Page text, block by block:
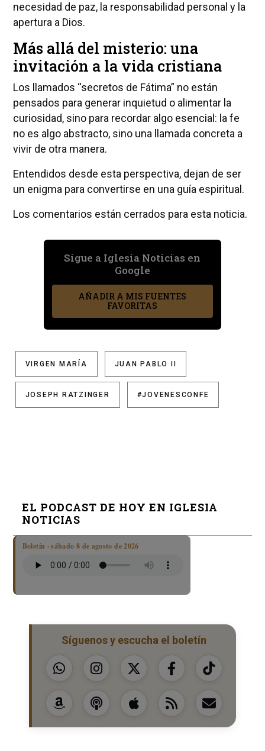
necesidad de paz, la responsabilidad personal y la
apertura a Dios.
Más allá del misterio: una
invitación a la vida cristiana
Los llamados “secretos de Fátima” no están
pensados para generar inquietud o alimentar la
curiosidad, sino para recordar algo esencial: la fe
no es algo abstracto, sino una llamada concreta a
vivir de otra manera.
Entendidos desde esta perspectiva, dejan de ser
un enigma para convertirse en una guía espiritual.
Los comentarios están cerrados para esta noticia.
Sigue a Iglesia Noticias en
Google
AÑADIR A MIS FUENTES
FAVORITAS
VIRGEN MARÍA JUAN PABLO II
JOSEPH RATZINGER #JOVENESCONFE
EL PODCAST DE HOY EN IGLESIA
NOTICIAS
Boletín · sábado 8 de agosto de 2026
Síguenos y escucha el boletín